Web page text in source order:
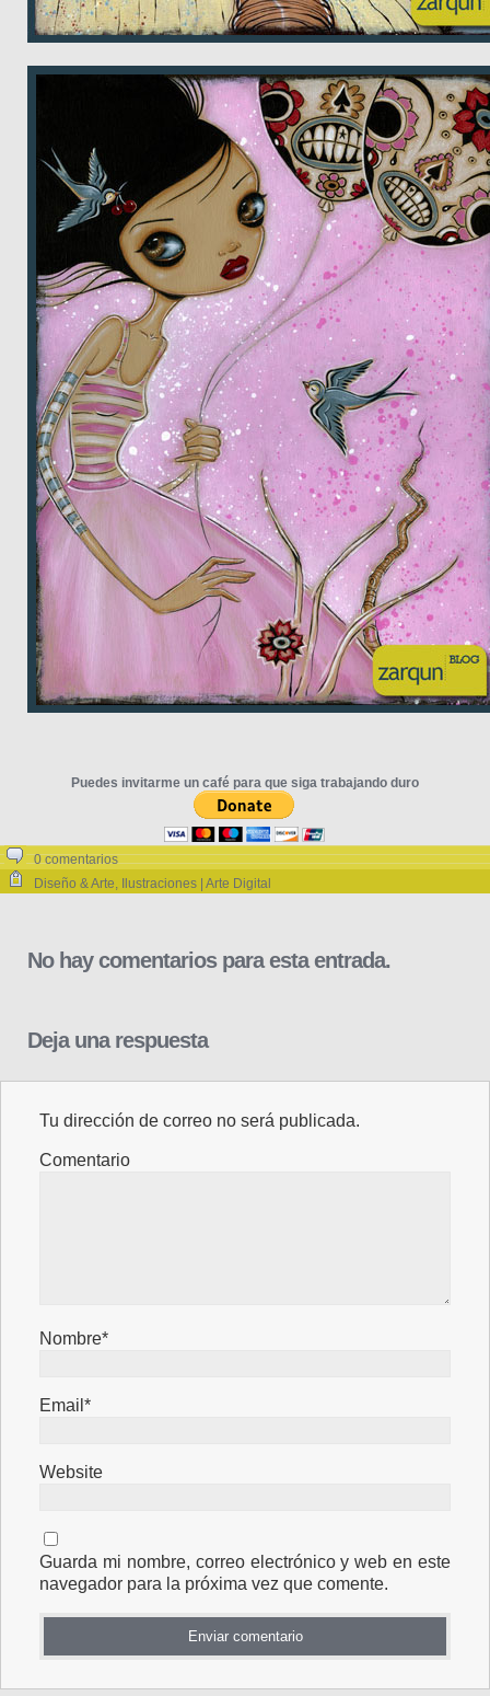
Puedes invitarme un café para que siga trabajando duro
0 comentarios
Diseño & Arte, Ilustraciones | Arte Digital
No hay comentarios para esta entrada.
Deja una respuesta
Tu dirección de correo no será publicada.
Comentario
Nombre*
Email*
Website
Guarda mi nombre, correo electrónico y web en este
navegador para la próxima vez que comente.